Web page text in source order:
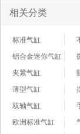
相关分类
标准气缸
铝合金迷你气缸
夹紧气缸
薄型气缸
双轴气缸
欧洲标准气缸